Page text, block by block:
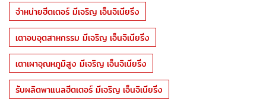
จำหน่ายฮีตเตอร์ มีเจริญ เอ็นจิเนียริ่ง
เตาอบอุตสาหกรรม มีเจริญ เอ็นจิเนียริ่ง
เตาเผาอุณหภูมิสูง มีเจริญ เอ็นจิเนียริ่ง
รับผลิตพาแนลฮีตเตอร์ มีเจริญ เอ็นจิเนียริ่ง